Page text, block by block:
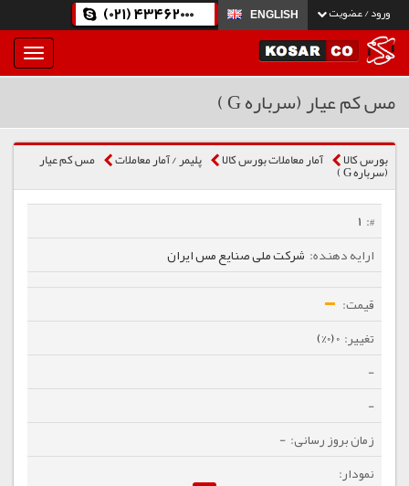
ورود / عضویت ENGLISH
(021) 43462000
بار
و
مس کم عیار (سرباره G )
بورس کالا آمار معاملات بورس کالا پلیمر / آمار معاملات مس کم عیار
(سرباره G )
1
شرکت ملی صنایع مس ایران
0 (0%)
-
-
-